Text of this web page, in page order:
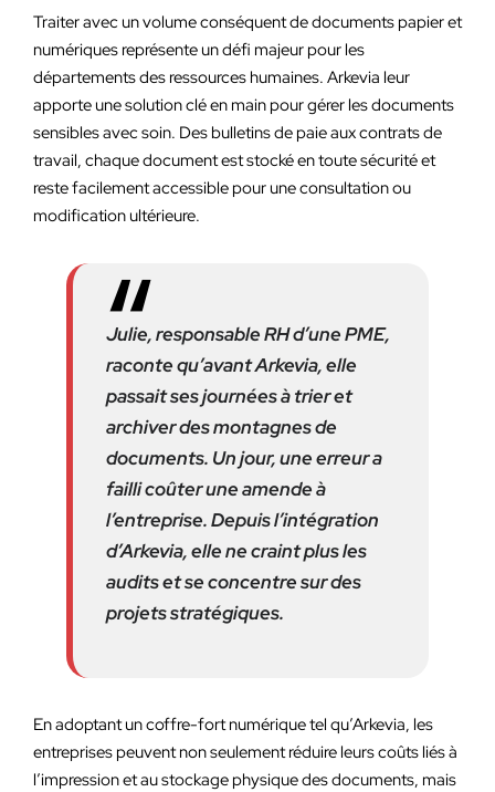
Traiter avec un volume conséquent de documents papier et
numériques représente un défi majeur pour les
départements des ressources humaines. Arkevia leur
apporte une solution clé en main pour gérer les documents
sensibles avec soin. Des bulletins de paie aux contrats de
travail, chaque document est stocké en toute sécurité et
reste facilement accessible pour une consultation ou
modification ultérieure.
Julie, responsable RH d’une PME,
raconte qu’avant Arkevia, elle
passait ses journées à trier et
archiver des montagnes de
documents. Un jour, une erreur a
failli coûter une amende à
l’entreprise. Depuis l’intégration
d’Arkevia, elle ne craint plus les
audits et se concentre sur des
projets stratégiques.
En adoptant un coffre-fort numérique tel qu’Arkevia, les
entreprises peuvent non seulement réduire leurs coûts liés à
l’impression et au stockage physique des documents, mais